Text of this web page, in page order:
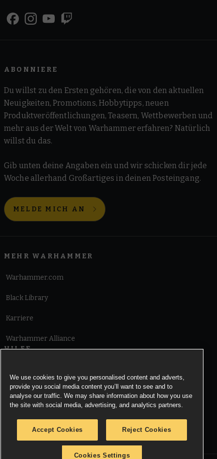
ABONNIERE
Du willst zu den Ersten gehören, die von den aktuellen
Neuigkeiten, Promotions, Hobbytipps, neuen
Produktveröffentlichungen, Teasern, Wettbewerben und
mehr aus der Welt von Warhammer erfahren? Natürlich
willst du das.
Gib unten deine Angaben ein und wir schicken dir jede
Woche allerhand Großartiges in deinen Posteingang.
MELDE MICH AN
MEHR WARHAMMER
Warhammer.com
Black Library
Karriere
Warhammer Alliance
HILFE
Informationen zu Cookies
We use cookies to give you personalised content and adverts,
provide you social media content you’ll want to see and to
analyse our traffic. We may share information about how you use
the site with social media, advertising, and analytics partners.
Accept Cookies Reject Cookies
Cookies Settings